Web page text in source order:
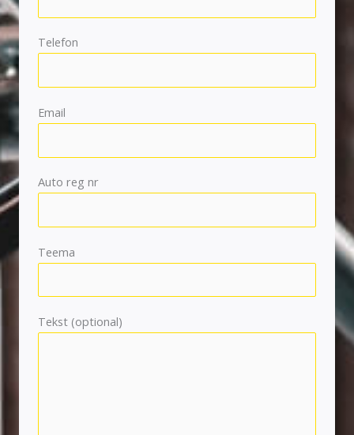
Telefon
Email
Auto reg nr
Teema
Tekst (optional)